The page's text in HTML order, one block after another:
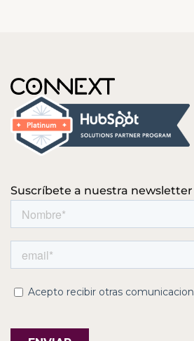
Suscríbete a nuestra newsletter